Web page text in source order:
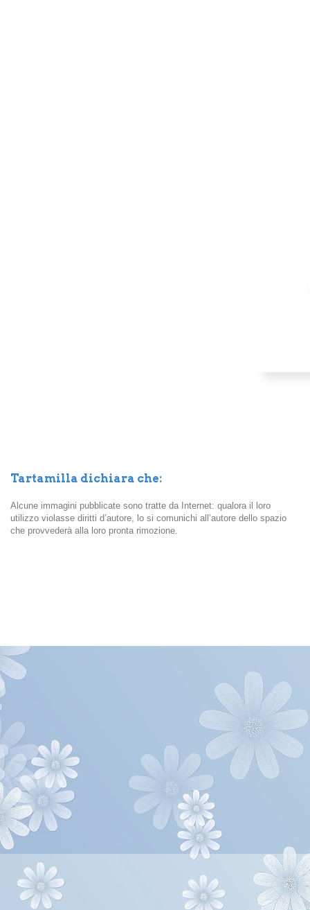
Tartamilla dichiara che:
Alcune immagini pubblicate sono tratte da Internet: qualora il loro
utilizzo violasse diritti d’autore, lo si comunichi all’autore dello spazio
che provvederà alla loro pronta rimozione.